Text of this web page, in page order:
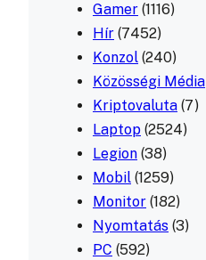
Gamer (1116)
Hír (7452)
Konzol (240)
Közösségi Média
Kriptovaluta (7)
Laptop (2524)
Legion (38)
Mobil (1259)
Monitor (182)
Nyomtatás (3)
PC (592)